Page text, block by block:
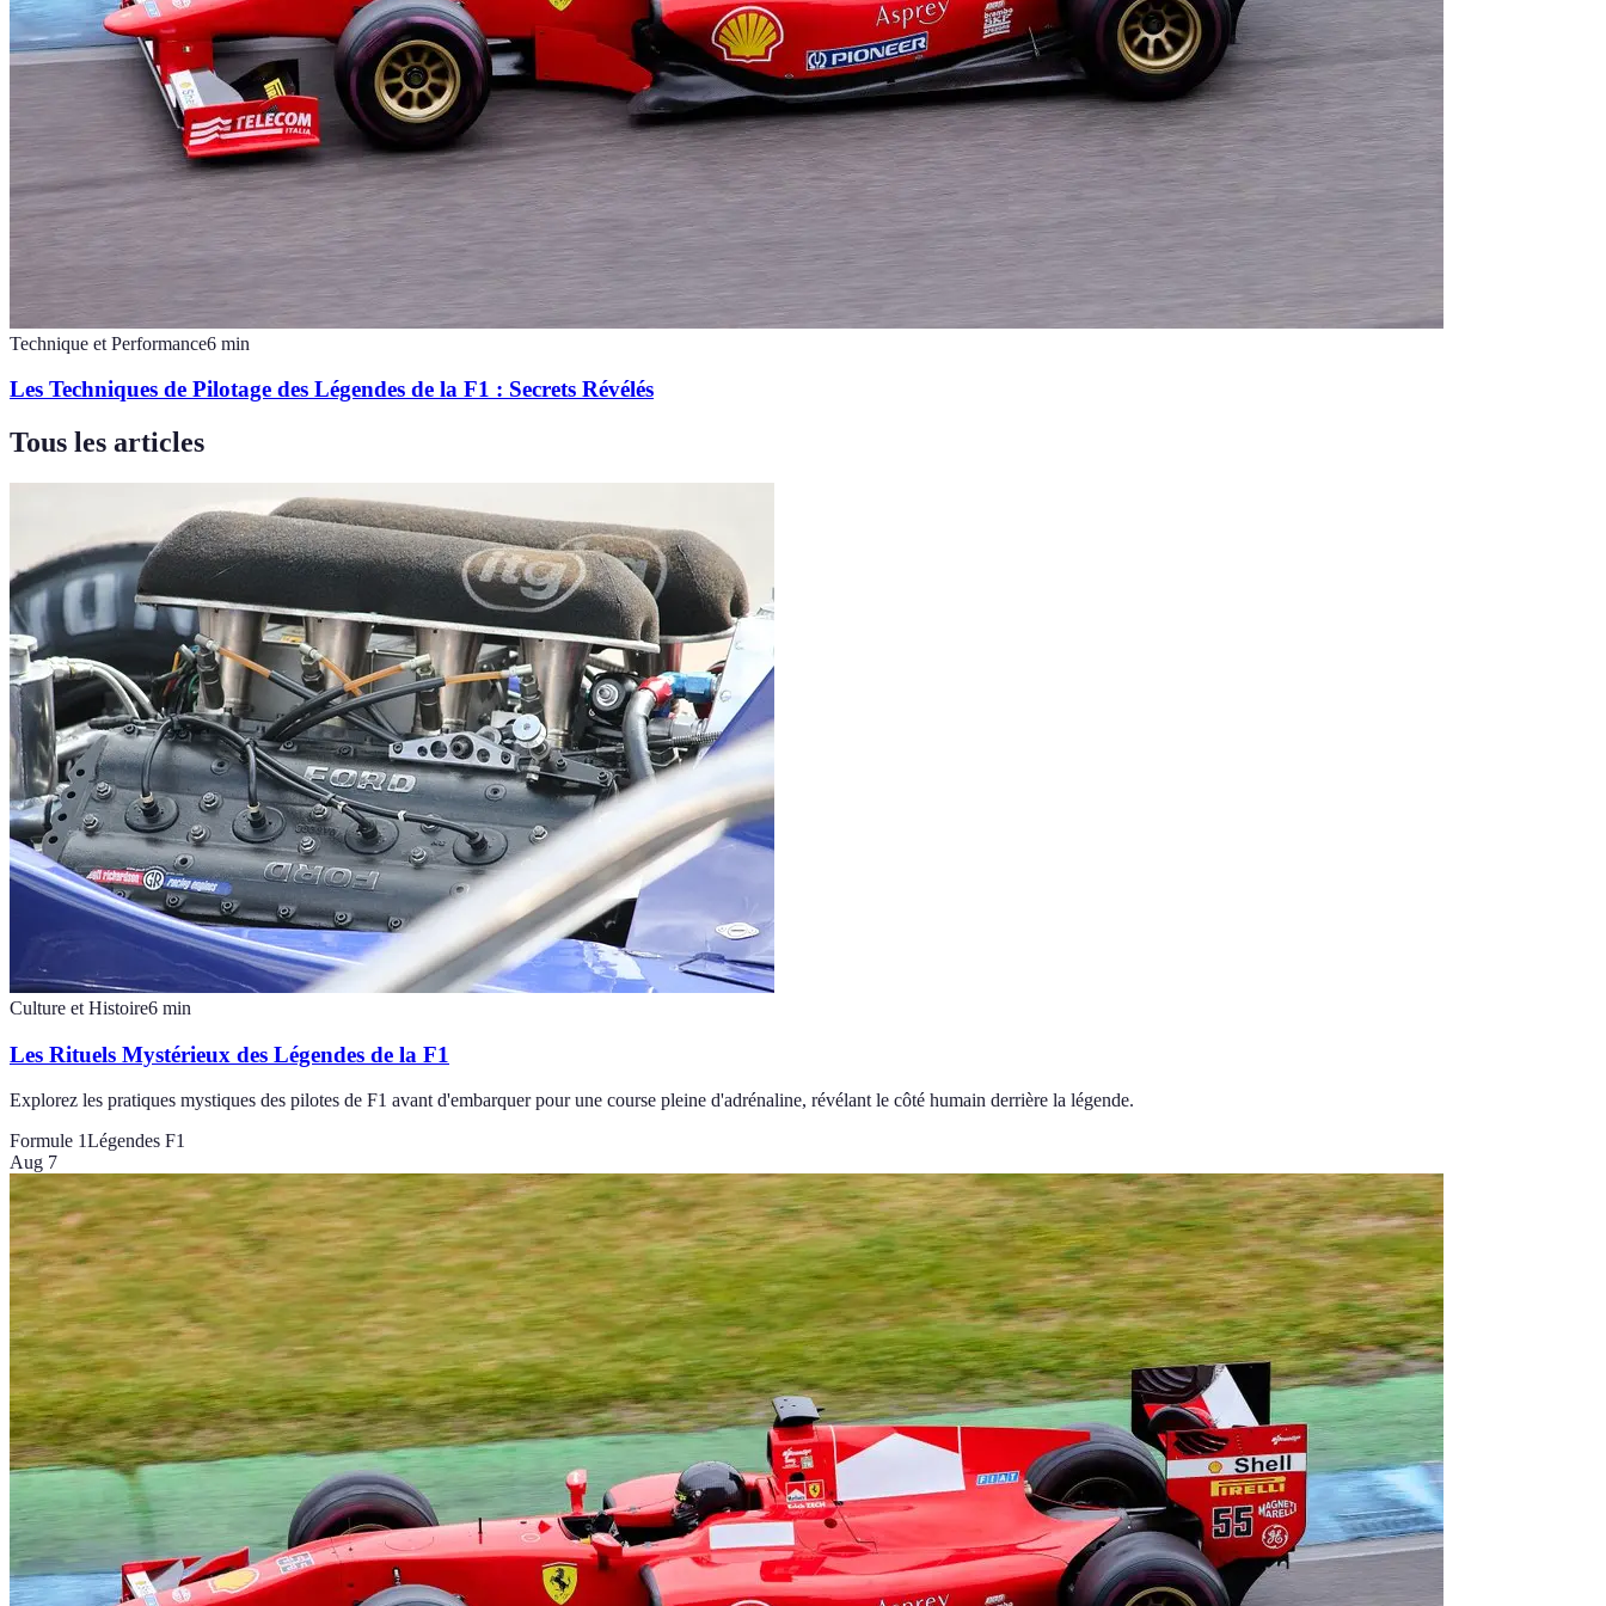
Technique et Performance6 min
Les Techniques de Pilotage des Légendes de la F1 : Secrets Révélés
Tous les articles
Culture et Histoire6 min
Les Rituels Mystérieux des Légendes de la F1
Explorez les pratiques mystiques des pilotes de F1 avant d'embarquer pour une course pleine d'adrénaline, révélant le côté humain derrière la légende.
Formule 1Légendes F1
Aug 7